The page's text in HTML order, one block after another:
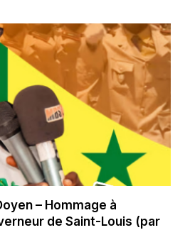
– Hommage à
de Saint-Louis (par